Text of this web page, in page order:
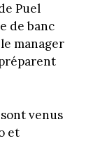
Puel
de banc
manager
venus
et